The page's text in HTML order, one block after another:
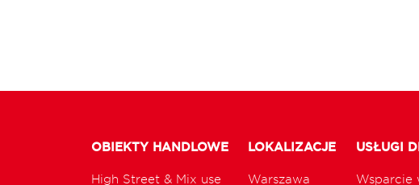
OBIEKTY HANDLOWE
High Street & Mix use
LOKALIZACJE
Warszawa
USŁUGI
Wsparcie